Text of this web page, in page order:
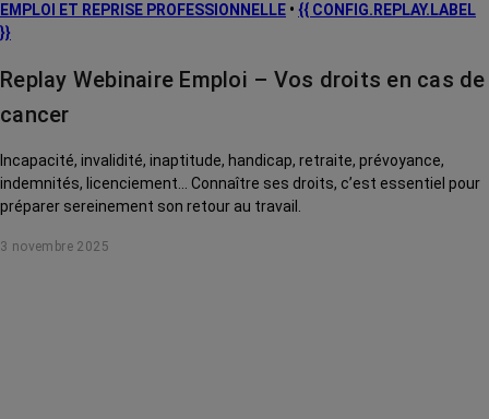
EMPLOI ET REPRISE PROFESSIONNELLE • {{ CONFIG.REPLAY.LABEL
}}
Replay Webinaire Emploi – Vos droits en cas de
cancer
Incapacité, invalidité, inaptitude, handicap, retraite, prévoyance,
indemnités, licenciement... Connaître ses droits, c’est essentiel pour
préparer sereinement son retour au travail.
3 novembre 2025